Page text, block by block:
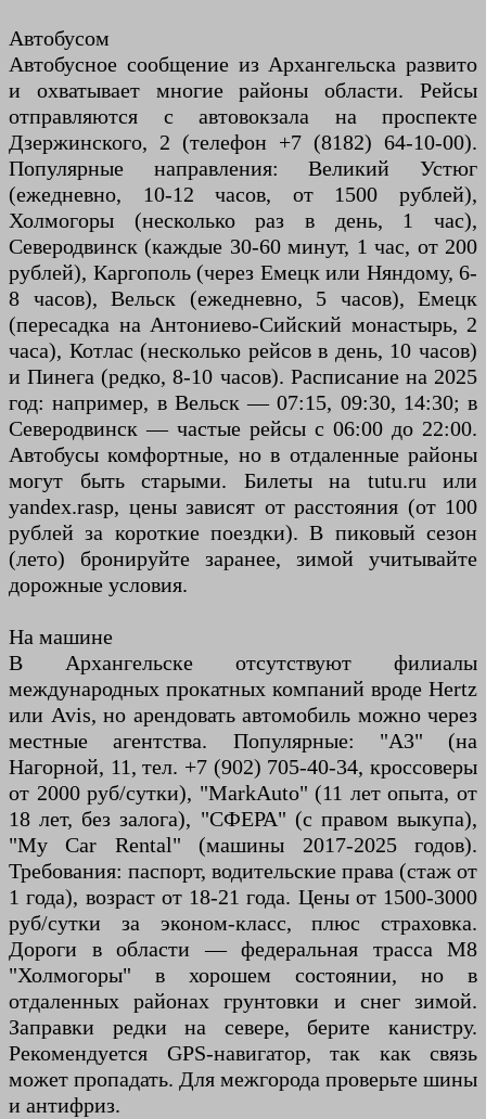
Автобусом
Автобусное сообщение из Архангельска развито
и охватывает многие районы области. Рейсы
отправляются с автовокзала на проспекте
Дзержинского, 2 (телефон +7 (8182) 64-10-00).
Популярные направления: Великий Устюг
(ежедневно, 10-12 часов, от 1500 рублей),
Холмогоры (несколько раз в день, 1 час),
Северодвинск (каждые 30-60 минут, 1 час, от 200
рублей), Каргополь (через Емецк или Няндому, 6-
8 часов), Вельск (ежедневно, 5 часов), Емецк
(пересадка на Антониево-Сийский монастырь, 2
часа), Котлас (несколько рейсов в день, 10 часов)
и Пинега (редко, 8-10 часов). Расписание на 2025
год: например, в Вельск — 07:15, 09:30, 14:30; в
Северодвинск — частые рейсы с 06:00 до 22:00.
Автобусы комфортные, но в отдаленные районы
могут быть старыми. Билеты на tutu.ru или
yandex.rasp, цены зависят от расстояния (от 100
рублей за короткие поездки). В пиковый сезон
(лето) бронируйте заранее, зимой учитывайте
дорожные условия.
На машине
В Архангельске отсутствуют филиалы
международных прокатных компаний вроде Hertz
или Avis, но арендовать автомобиль можно через
местные агентства. Популярные: "А3" (на
Нагорной, 11, тел. +7 (902) 705-40-34, кроссоверы
от 2000 руб/сутки), "MarkAuto" (11 лет опыта, от
18 лет, без залога), "СФЕРА" (с правом выкупа),
"My Car Rental" (машины 2017-2025 годов).
Требования: паспорт, водительские права (стаж от
1 года), возраст от 18-21 года. Цены от 1500-3000
руб/сутки за эконом-класс, плюс страховка.
Дороги в области — федеральная трасса М8
"Холмогоры" в хорошем состоянии, но в
отдаленных районах грунтовки и снег зимой.
Заправки редки на севере, берите канистру.
Рекомендуется GPS-навигатор, так как связь
может пропадать. Для межгорода проверьте шины
и антифриз.